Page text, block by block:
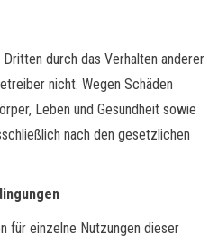
durch das Verhalten anderer
nicht. Wegen Schäden
Leben und Gesundheit sowie
nach den gesetzlichen
für einzelne Nutzungen dieser